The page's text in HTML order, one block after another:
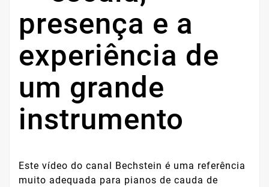
presença e a
experiência de
um grande
instrumento
Este vídeo do canal Bechstein é uma referência
muito adequada para pianos de cauda de